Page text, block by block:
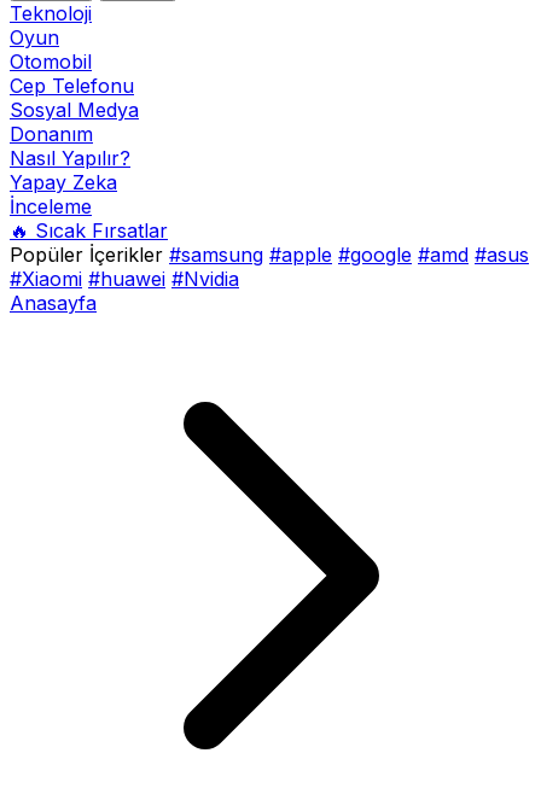
Teknoloji
Oyun
Otomobil
Cep Telefonu
Sosyal Medya
Donanım
Nasıl Yapılır?
Yapay Zeka
İnceleme
🔥 Sıcak Fırsatlar
Popüler İçerikler #samsung #apple #google #amd #asus
#Xiaomi #huawei #Nvidia
Anasayfa